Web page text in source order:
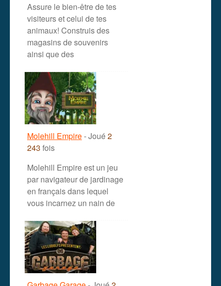
Assure le bien-être de tes
visiteurs et celui de tes
animaux! Construis des
magasins de souvenirs
ainsi que des
Molehill Empire- Joué2
243 fois
Molehill Empire est un jeu
par navigateur de jardinage
en français dans lequel
vous incarnez un nain de